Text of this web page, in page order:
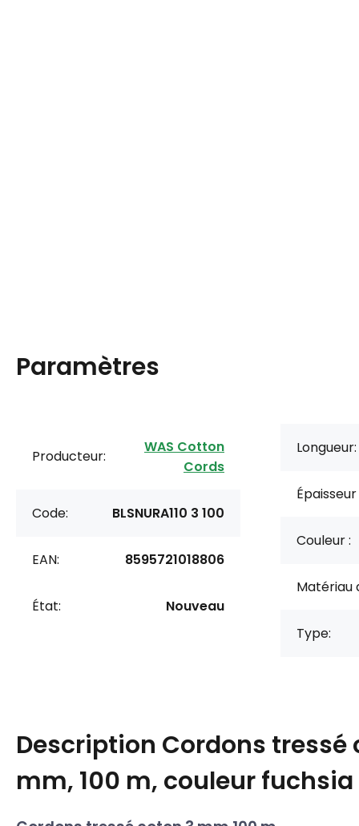
Paramètres
Producteur:
WAS Cotton
Cords
Code: BLSNURA110 3 100
EAN: 8595721018806
État: Nouveau
Longueur:
Couleur :
Matériau
Type:
Description Cordons tressé
mm, 100 m, couleur fuchsia